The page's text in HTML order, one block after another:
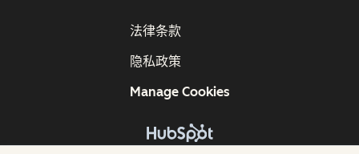
法律条款
隐私政策
Manage Cookies